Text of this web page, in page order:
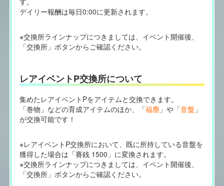
デイリー報酬は毎日0:00に更新されます。
※交換所ラインナップにつきましては、イベント開催後、
「交換所」ボタンからご確認ください。
レアイベントP交換所について
集めたレアイベントPをアイテムと交換できます。
「巻物」などの育成アイテムのほか、「福塵」や「音盤 」
が交換可能です！
※レアイベントP交換所において、既に所持している音盤を
獲得した場合は「賽銭 1500」に変換されます。
※交換所ラインナップにつきましては、イベント開催後、
「交換所」ボタンからご確認ください。